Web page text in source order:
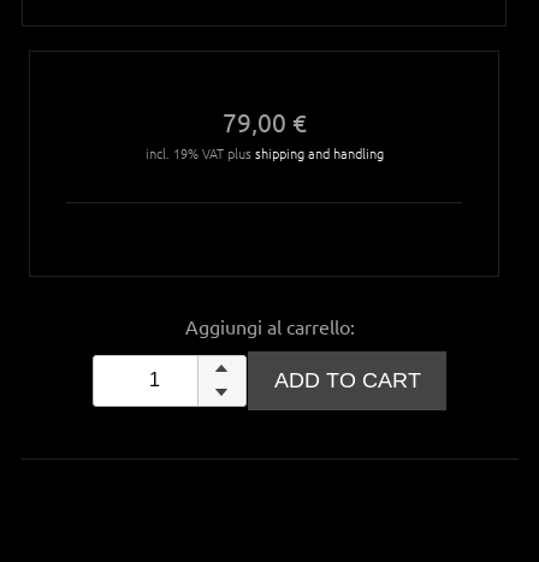
79,00 €
incl. 19% VAT plusshipping and handling
Aggiungi al carrello: